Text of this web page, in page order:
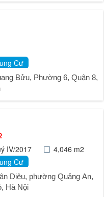
Cư
Bửu, Phường 6, Quận 8,
IV/2017
4,046 m2
Cư
Diệu, phường Quảng An,
Hà Nội